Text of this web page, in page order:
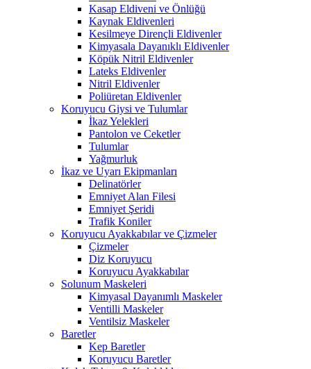
Kasap Eldiveni ve Önlüğü
Kaynak Eldivenleri
Kesilmeye Dirençli Eldivenler
Kimyasala Dayanıklı Eldivenler
Köpük Nitril Eldivenler
Lateks Eldivenler
Nitril Eldivenler
Poliüretan Eldivenler
Koruyucu Giysi ve Tulumlar
İkaz Yelekleri
Pantolon ve Ceketler
Tulumlar
Yağmurluk
İkaz ve Uyarı Ekipmanları
Delinatörler
Emniyet Alan Filesi
Emniyet Şeridi
Trafik Koniler
Koruyucu Ayakkabılar ve Çizmeler
Çizmeler
Diz Koruyucu
Koruyucu Ayakkabılar
Solunum Maskeleri
Kimyasal Dayanımlı Maskeler
Ventilli Maskeler
Ventilsiz Maskeler
Baretler
Kep Baretler
Koruyucu Baretler